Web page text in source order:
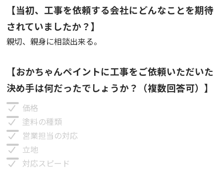
【当初、工事を依頼する会社にどんなことを期待
されていましたか？】
親切、親身に相談出来る。
【おかちゃんペイントに工事をご依頼いただいた
決め手は何だったでしょうか？（複数回答可）】
価格
塗料の種類
営業担当の対応
立地
対応スピード